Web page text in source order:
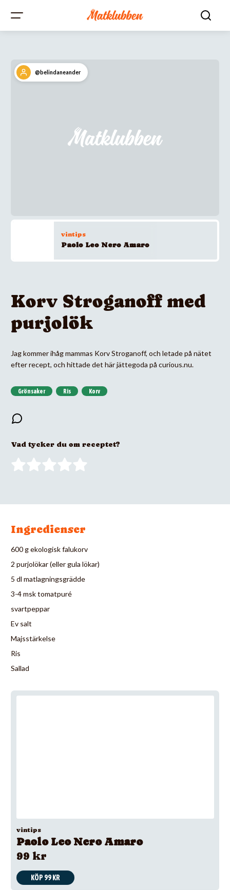
@belindaneander
vintips
Paolo Leo Nero Amaro
Korv Stroganoff med
purjolök
Jag kommer ihåg mammas Korv Stroganoff, och letade på nätet
efter recept, och hittade det här jättegoda på curious.nu.
Grönsaker Ris Korv
Vad tycker du om receptet?
Ingredienser
600 g ekologisk falukorv
2 purjolökar (eller gula lökar)
5 dl matlagningsgrädde
3-4 msk tomatpuré
svartpeppar
Ev salt
Majsstärkelse
Ris
Sallad
vintips
Paolo Leo Nero Amaro
99 kr
KÖP 99 KR